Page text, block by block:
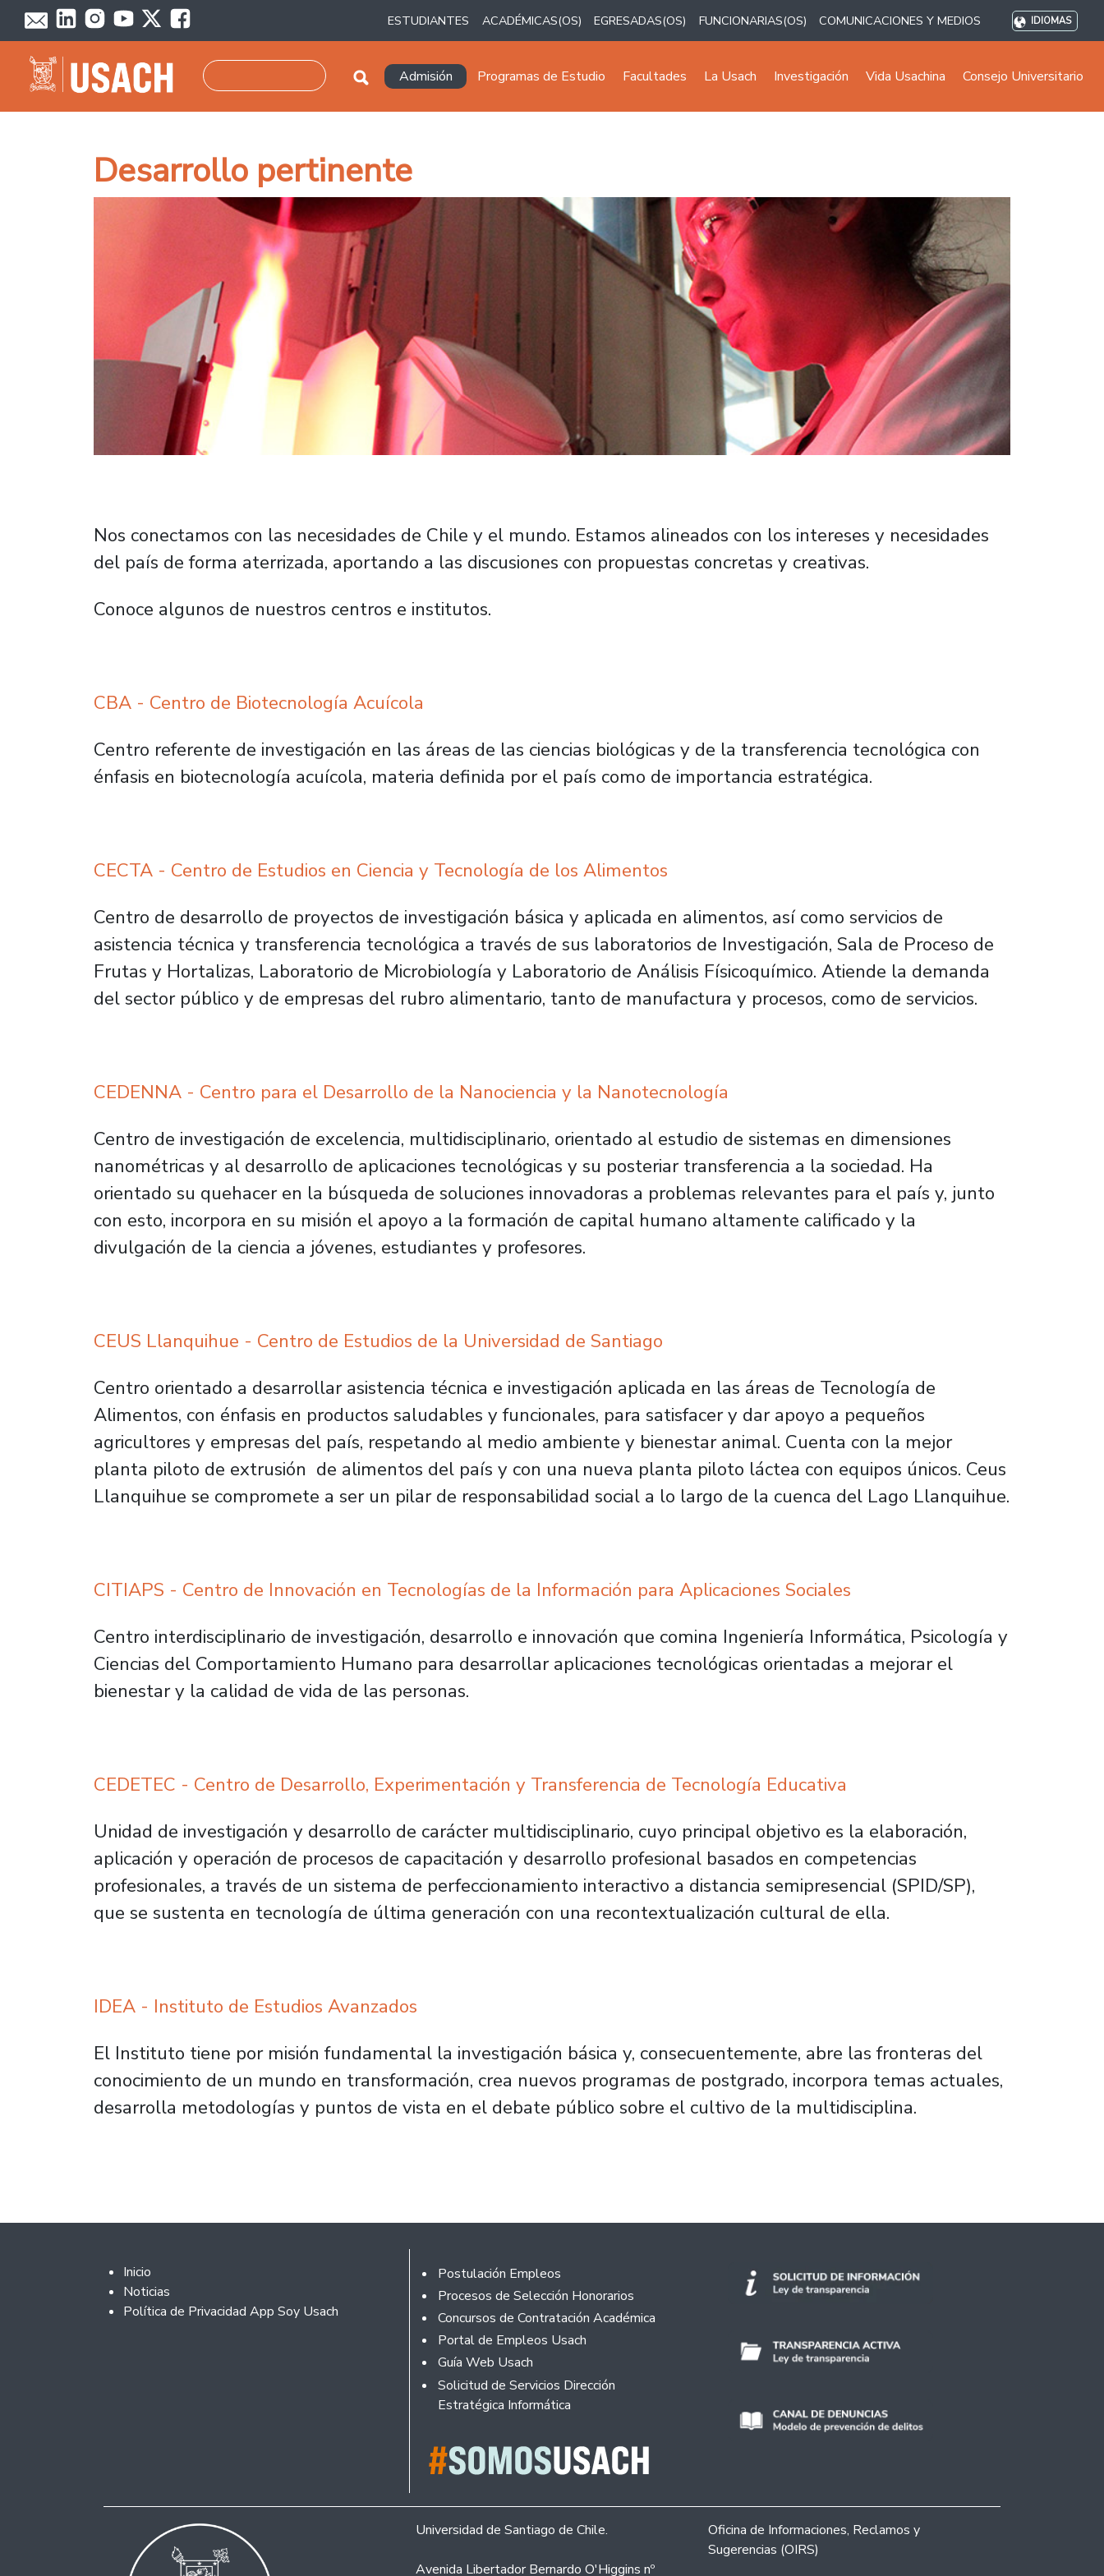
Pasar al contenido principal
ESTUDIANTES ACADÉMICAS(OS) EGRESADAS(OS) FUNCIONARIAS(OS) COMUNICACIONES Y MEDIOS IDIOMAS
Navegación principal
Admisión Programas de Estudio Facultades La Usach Investigación Vida Usachina Consejo Universitario
Desarrollo pertinente
Nos conectamos con las necesidades de Chile y el mundo. Estamos alineados con los intereses y necesidades
del país de forma aterrizada, aportando a las discusiones con propuestas concretas y creativas.
Conoce algunos de nuestros centros e institutos.
CBA - Centro de Biotecnología Acuícola
Centro referente de investigación en las áreas de las ciencias biológicas y de la transferencia tecnológica con
énfasis en biotecnología acuícola, materia definida por el país como de importancia estratégica.
CECTA - Centro de Estudios en Ciencia y Tecnología de los Alimentos
Centro de desarrollo de proyectos de investigación básica y aplicada en alimentos, así como servicios de
asistencia técnica y transferencia tecnológica a través de sus laboratorios de Investigación, Sala de Proceso de
Frutas y Hortalizas, Laboratorio de Microbiología y Laboratorio de Análisis Físicoquímico. Atiende la demanda
del sector público y de empresas del rubro alimentario, tanto de manufactura y procesos, como de servicios.
CEDENNA - Centro para el Desarrollo de la Nanociencia y la Nanotecnología
Centro de investigación de excelencia, multidisciplinario, orientado al estudio de sistemas en dimensiones
nanométricas y al desarrollo de aplicaciones tecnológicas y su posteriar transferencia a la sociedad. Ha
orientado su quehacer en la búsqueda de soluciones innovadoras a problemas relevantes para el país y, junto
con esto, incorpora en su misión el apoyo a la formación de capital humano altamente calificado y la
divulgación de la ciencia a jóvenes, estudiantes y profesores.
CEUS Llanquihue - Centro de Estudios de la Universidad de Santiago
Centro orientado a desarrollar asistencia técnica e investigación aplicada en las áreas de Tecnología de
Alimentos, con énfasis en productos saludables y funcionales, para satisfacer y dar apoyo a pequeños
agricultores y empresas del país, respetando al medio ambiente y bienestar animal. Cuenta con la mejor
planta piloto de extrusión de alimentos del país y con una nueva planta piloto láctea con equipos únicos. Ceus
Llanquihue se compromete a ser un pilar de responsabilidad social a lo largo de la cuenca del Lago Llanquihue.
CITIAPS - Centro de Innovación en Tecnologías de la Información para Aplicaciones Sociales
Centro interdisciplinario de investigación, desarrollo e innovación que comina Ingeniería Informática, Psicología y
Ciencias del Comportamiento Humano para desarrollar aplicaciones tecnológicas orientadas a mejorar el
bienestar y la calidad de vida de las personas.
CEDETEC - Centro de Desarrollo, Experimentación y Transferencia de Tecnología Educativa
Unidad de investigación y desarrollo de carácter multidisciplinario, cuyo principal objetivo es la elaboración,
aplicación y operación de procesos de capacitación y desarrollo profesional basados en competencias
profesionales, a través de un sistema de perfeccionamiento interactivo a distancia semipresencial (SPID/SP),
que se sustenta en tecnología de última generación con una recontextualización cultural de ella.
IDEA - Instituto de Estudios Avanzados
El Instituto tiene por misión fundamental la investigación básica y, consecuentemente, abre las fronteras del
conocimiento de un mundo en transformación, crea nuevos programas de postgrado, incorpora temas actuales,
desarrolla metodologías y puntos de vista en el debate público sobre el cultivo de la multidisciplina.
Footer 2
Inicio
Noticias
Política de Privacidad App Soy Usach
Footer
Postulación Empleos
Procesos de Selección Honorarios
Concursos de Contratación Académica
Portal de Empleos Usach
Guía Web Usach
Solicitud de Servicios Dirección
Estratégica Informática
Universidad de Santiago de Chile.
Avenida Libertador Bernardo O'Higgins nº
Oficina de Informaciones, Reclamos y
Sugerencias (OIRS)